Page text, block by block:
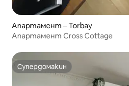
Апартамент – Torbay
Апартамент Cross Cottage
Супердомакин
Супердомакин